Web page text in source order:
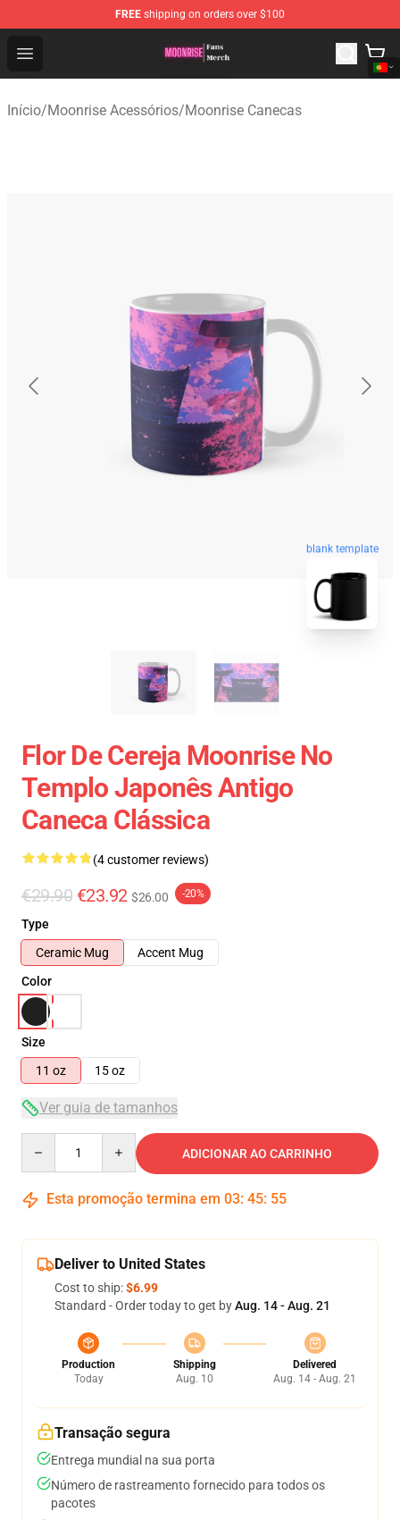
FREE shipping on orders over $100
Open menu
Moonrise Store - Official Moonrise Merchandise Shop
Início/Moonrise Acessórios/Moonrise Canecas
blank template
Flor De Cereja Moonrise No
Templo Japonês Antigo
Caneca Clássica
(4 customer reviews)
€29.90 €23.92 $26.00 -20%
Type
Ceramic Mug
Accent Mug
Color
Size
11 oz
15 oz
Ver guia de tamanhos
ADICIONAR AO CARRINHO
Esta promoção termina em 03: 45: 54
Deliver to United States
Cost to ship:$6.99
Standard - Order today to get byAug. 14 - Aug. 21
Production
Today
Shipping
Aug. 10
Delivered
Aug. 14 - Aug. 21
Transação segura
Entrega mundial na sua porta
Número de rastreamento fornecido para todos os
pacotes